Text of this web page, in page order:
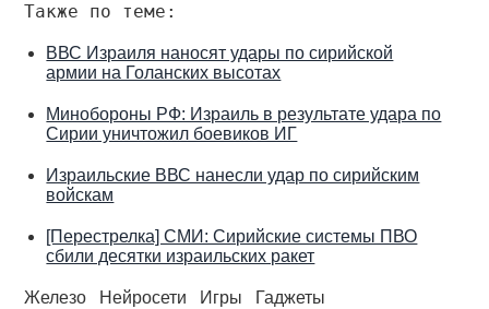
Также по теме:
ВВС Израиля наносят удары по сирийской
армии на Голанских высотах
Минобороны РФ: Израиль в результате удара по
Сирии уничтожил боевиков ИГ
Израильские ВВС нанесли удар по сирийским
войскам
[Перестрелка] СМИ: Сирийские системы ПВО
сбили десятки израильских ракет
Железо Нейросети Игры
Гаджеты